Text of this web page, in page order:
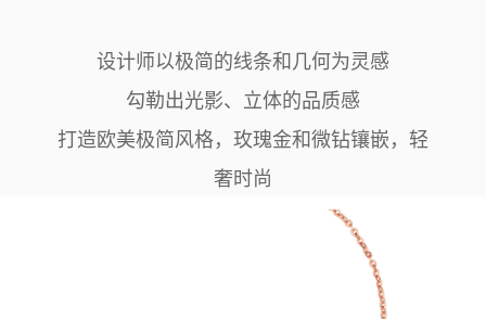
设计师以极简的线条和几何为灵感
勾勒出光影、立体的品质感
打造欧美极简风格，玫瑰金和微钻镶嵌，轻
奢时尚